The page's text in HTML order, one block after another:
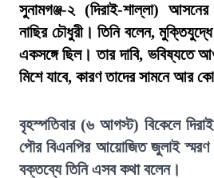
সুনামগঞ্জ-২ (দিরাই-শাল্লা)
নাছির চৌধুরী। তিনি বলেন,
একসঙ্গে ছিল। তার দাবি, ভবিষ্যতে
মিশে যাবে, কারণ তাদের সামনে আর
বৃহস্পতিবার (৬ আগস্ট) বিকেলে
পৌর বিএনপির আয়োজিত জুলাই স্মরণ
বক্তব্যে তিনি এসব কথা বলেন।